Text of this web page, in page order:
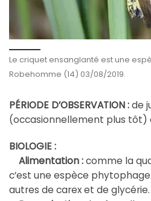
Le criquet ensanglanté est une
Robehomme (14) 03/08/2019.
PÉRIODE D’OBSERVATION :de
(occasionnellement plus tôt)
BIOLOGIE :
Alimentation :comme la
c’est une espèce
autres de carex et de glycérie.